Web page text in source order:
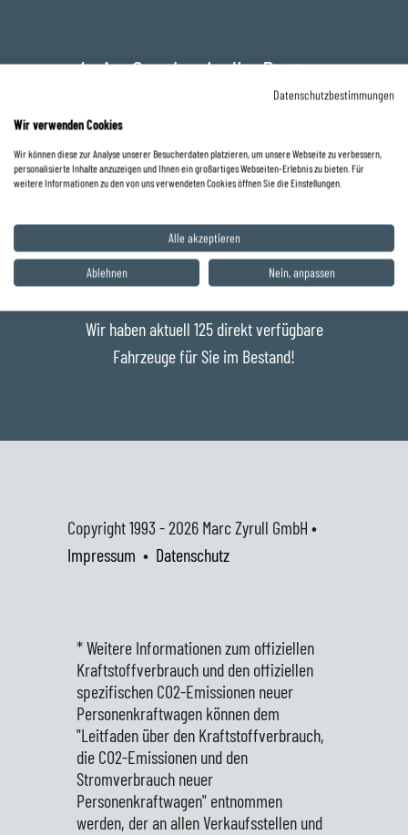
4x im Saarland - Ihr Partner
Gebrauchtfahrzeuge!
Wir haben aktuell 125 direkt verfügbare
Fahrzeuge für Sie im Bestand!
Copyright 1993 - 2026 Marc Zyrull GmbH •
Impressum • Datenschutz
* Weitere Informationen zum offiziellen
Kraftstoffverbrauch und den offiziellen
spezifischen CO2-Emissionen neuer
Personenkraftwagen können dem
"Leitfaden über den Kraftstoffverbrauch,
die CO2-Emissionen und den
Stromverbrauch neuer
Personenkraftwagen" entnommen
werden, der an allen Verkaufsstellen und
Datenschutzbestimmungen
Wir verwenden Cookies
Wir können diese zur Analyse unserer Besucherdaten platzieren, um unsere Webseite zu verbessern,
personalisierte Inhalte anzuzeigen und Ihnen ein großartiges Webseiten-Erlebnis zu bieten. Für
weitere Informationen zu den von uns verwendeten Cookies öffnen Sie die Einstellungen.
Alle akzeptieren
Ablehnen Nein, anpassen